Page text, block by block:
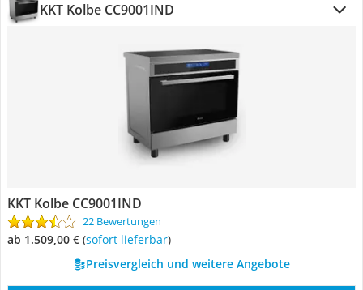
KKT Kolbe CC9001IND
KKT Kolbe CC9001IND
22 Bewertungen
ab 1.509,00 € ( Sofort lieferbar)
Preisvergleich und weitere Angebote